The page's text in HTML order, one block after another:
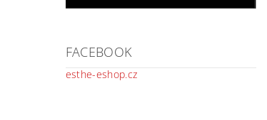
FACEBOOK
esthe-eshop.cz